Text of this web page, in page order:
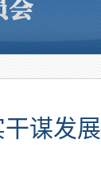
谋发展